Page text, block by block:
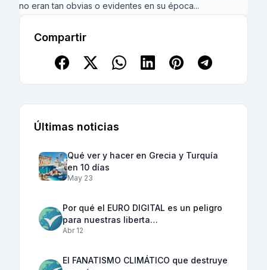
no eran tan obvias o evidentes en su época...
Compartir
Últimas noticias
Qué ver y hacer en Grecia y Turquía
en 10 días
May 23
Por qué el EURO DIGITAL es un peligro
para nuestras liberta…
Abr 12
El FANATISMO CLIMÁTICO que destruye